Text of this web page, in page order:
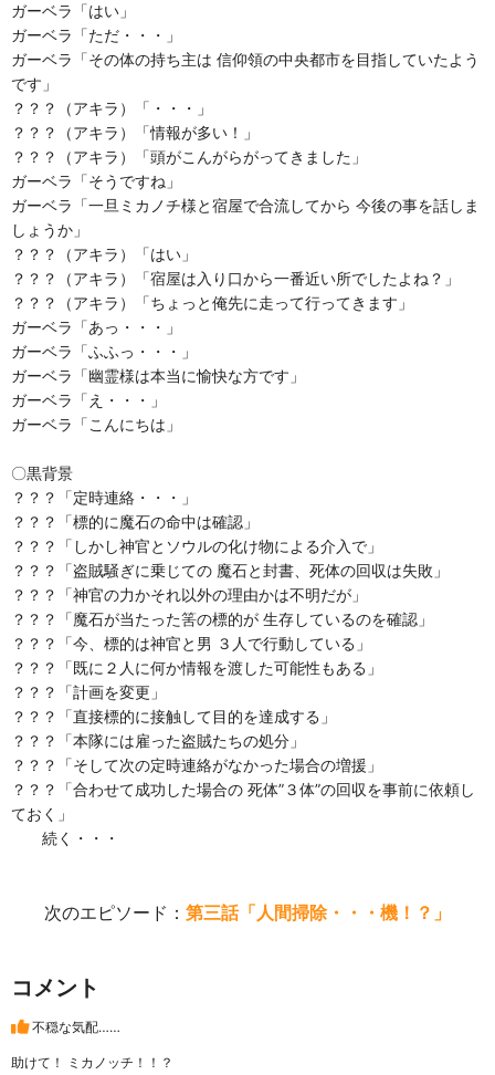
ガーベラ「はい」
ガーベラ「ただ・・・」
ガーベラ「その体の持ち主は 信仰領の中央都市を目指していたよう
です」
？？？（アキラ）「・・・」
？？？（アキラ）「情報が多い！」
？？？（アキラ）「頭がこんがらがってきました」
ガーベラ「そうですね」
ガーベラ「一旦ミカノチ様と宿屋で合流してから 今後の事を話しま
しょうか」
？？？（アキラ）「はい」
？？？（アキラ）「宿屋は入り口から一番近い所でしたよね？」
？？？（アキラ）「ちょっと俺先に走って行ってきます」
ガーベラ「あっ・・・」
ガーベラ「ふふっ・・・」
ガーベラ「幽霊様は本当に愉快な方です」
ガーベラ「え・・・」
ガーベラ「こんにちは」
〇黒背景
？？？「定時連絡・・・」
？？？「標的に魔石の命中は確認」
？？？「しかし神官とソウルの化け物による介入で」
？？？「盗賊騒ぎに乗じての 魔石と封書、死体の回収は失敗」
？？？「神官の力かそれ以外の理由かは不明だが」
？？？「魔石が当たった筈の標的が 生存しているのを確認」
？？？「今、標的は神官と男 ３人で行動している」
？？？「既に２人に何か情報を渡した可能性もある」
？？？「計画を変更」
？？？「直接標的に接触して目的を達成する」
？？？「本隊には雇った盗賊たちの処分」
？？？「そして次の定時連絡がなかった場合の増援」
？？？「合わせて成功した場合の 死体”３体”の回収を事前に依頼し
ておく」
続く・・・
次のエピソード： 第三話「人間掃除・・・機！？」
コメント
不穏な気配……
助けて！ ミカノッチ！！？